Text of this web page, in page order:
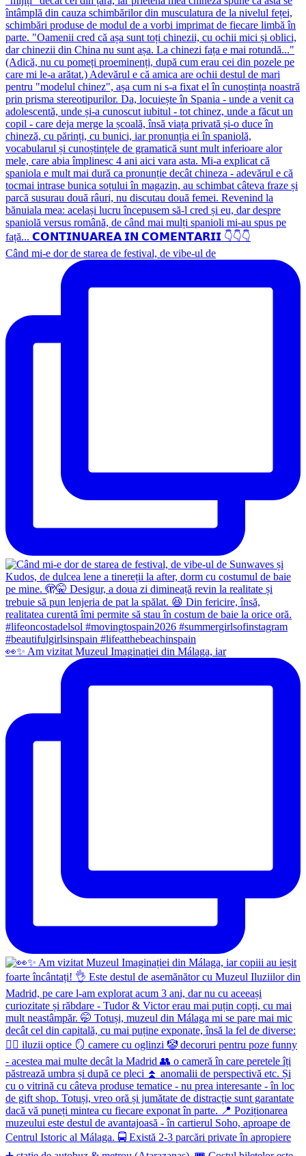
Când mi-e dor de starea de festival, de vibe-ul de
👀✨️ Am vizitat Muzeul Imaginației din Málaga, iar